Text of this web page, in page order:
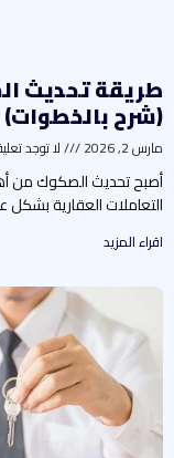
تحديث
بالخطوات)
2, 2026 لا توجد تعليقات
تحديث الصكوك من
العقارية بشكل
المزيد